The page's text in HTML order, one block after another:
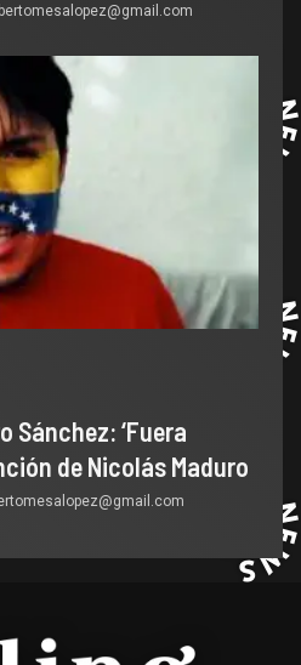
Sánchez: ‘Fuera
de Nicolás Maduro